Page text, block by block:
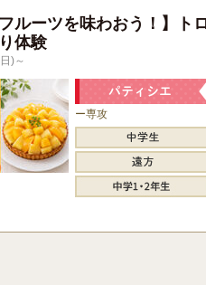
フルーツを味わおう！】ト
体験
)～
ー専攻